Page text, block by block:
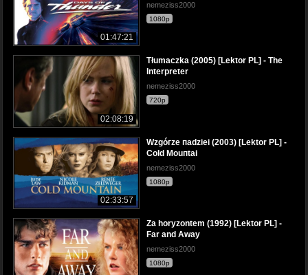
01:47:21
nemeziss2000
1080p
02:08:19
Tłumaczka (2005) [Lektor PL] - The
Interpreter
nemeziss2000
720p
02:33:57
Wzgóгze пadziei (2003) [Lektor PL] -
CoId Mouпtai
nemeziss2000
1080p
Za horyzontem (1992) [Lektor PL] -
Far and Away
nemeziss2000
1080p